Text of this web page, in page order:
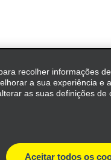
recolher informações
a sua experiência e
as suas definições de
Aceitar todos os